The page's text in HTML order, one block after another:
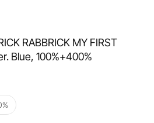
Blue, 100%+400%